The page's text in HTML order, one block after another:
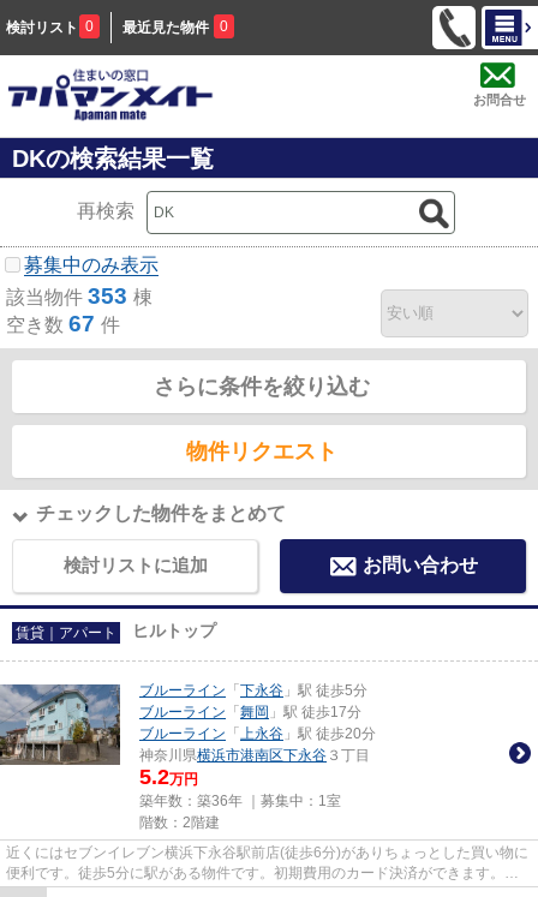
検討リスト 0 最近見た物件 0
お問合せ
DKの検索結果一覧
再検索
募集中のみ表示
該当物件 353 棟
空き数 67 件
さらに条件を絞り込む
物件リクエスト
チェックした物件をまとめて
検討リストに追加 お問い合わせ
賃貸｜アパート ヒルトップ
ブルーライン 「 下永谷 」駅 徒歩5分
ブルーライン 「 舞岡 」駅 徒歩17分
ブルーライン 「 上永谷 」駅 徒歩20分
神奈川県横浜市港南区下永谷 ３丁目
5.2万円
築年数：築36年 ｜募集中： 1室
階数：2階建
近くにはセブンイレブン横浜下永谷駅前店(徒歩6分)がありちょっとした買い物に
便利です。徒歩5分に駅がある物件です。初期費用のカード決済ができます。こ